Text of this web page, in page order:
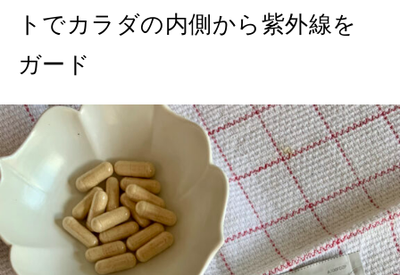
トでカラダの内側から紫外線を
ガード